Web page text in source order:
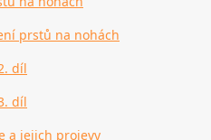
prstů na nohách
díl
díl
a jejich projevy